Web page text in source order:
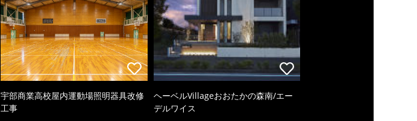
宇部商業高校屋内運動場照明器具改修
工事
ヘーベルVillageおおたかの森南/エー
デルワイス